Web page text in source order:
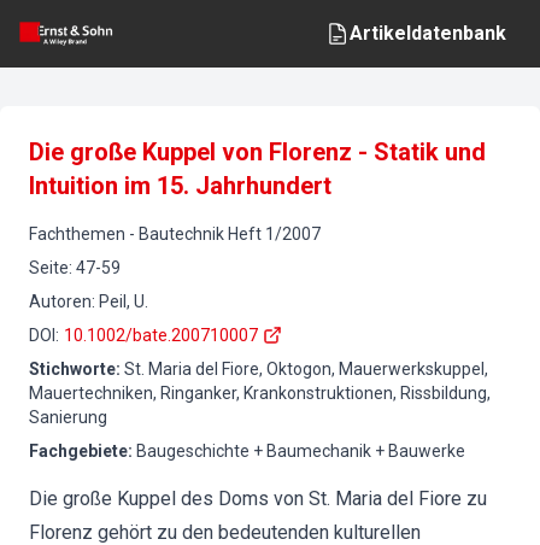
Artikeldatenbank
Die große Kuppel von Florenz - Statik und
Intuition im 15. Jahrhundert
Fachthemen - Bautechnik Heft 1/2007
Seite: 47-59
Autoren: Peil, U.
DOI : 10.1002/bate.200710007
Stichworte: St. Maria del Fiore, Oktogon, Mauerwerkskuppel,
Mauertechniken, Ringanker, Krankonstruktionen, Rissbildung,
Sanierung
Fachgebiete: Baugeschichte + Baumechanik + Bauwerke
Die große Kuppel des Doms von St. Maria del Fiore zu
Florenz gehört zu den bedeutenden kulturellen